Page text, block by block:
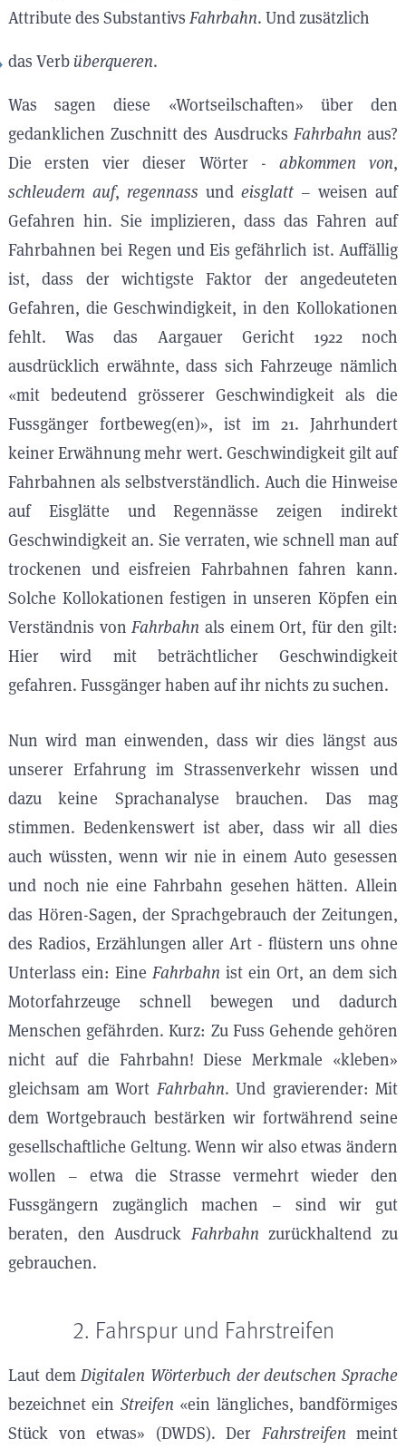
Attribute des Substantivs Fahrbahn. Und zusätzlich
das Verbüberqueren.
Was sagen diese «Wortseilschaften» über den
gedanklichen Zuschnitt des Ausdrucks Fahrbahn aus?
Die ersten vier dieser Wörter - abkommen von,
schleudern auf, regennass und eisglatt – weisen auf
Gefahren hin. Sie implizieren, dass das Fahren auf
Fahrbahnen bei Regen und Eis gefährlich ist. Auffällig
ist, dass der wichtigste Faktor der angedeuteten
Gefahren, die Geschwindigkeit, in den Kollokationen
fehlt. Was das Aargauer Gericht 1922 noch
ausdrücklich erwähnte, dass sich Fahrzeuge nämlich
«mit bedeutend grösserer Geschwindigkeit als die
Fussgänger fortbeweg(en)», ist im 21. Jahrhundert
keiner Erwähnung mehr wert. Geschwindigkeit gilt auf
Fahrbahnen als selbstverständlich. Auch die Hinweise
auf Eisglätte und Regennässe zeigen indirekt
Geschwindigkeit an. Sie verraten, wie schnell man auf
trockenen und eisfreien Fahrbahnen fahren kann.
Solche Kollokationen festigen in unseren Köpfen ein
Verständnis vonFahrbahn als einem Ort, für den gilt:
Hier wird mit beträchtlicher Geschwindigkeit
gefahren. Fussgänger haben auf ihr nichts zu suchen.
Nun wird man einwenden, dass wir dies längst aus
unserer Erfahrung im Strassenverkehr wissen und
dazu keine Sprachanalyse brauchen. Das mag
stimmen. Bedenkenswert ist aber, dass wir all dies
auch wüssten, wenn wir nie in einem Auto gesessen
und noch nie eine Fahrbahn gesehen hätten. Allein
das Hören-Sagen, der Sprachgebrauch der Zeitungen,
des Radios, Erzählungen aller Art - flüstern uns ohne
Unterlass ein: Eine Fahrbahn ist ein Ort, an dem sich
Motorfahrzeuge schnell bewegen und dadurch
Menschen gefährden. Kurz: Zu Fuss Gehende gehören
nicht auf die Fahrbahn! Diese Merkmale «kleben»
gleichsam am Wort Fahrbahn. Und gravierender: Mit
dem Wortgebrauch bestärken wir fortwährend seine
gesellschaftliche Geltung. Wenn wir also etwas ändern
wollen – etwa die Strasse vermehrt wieder den
Fussgängern zugänglich machen – sind wir gut
beraten, den Ausdruck Fahrbahn zurückhaltend zu
gebrauchen.
2. Fahrspur und Fahrstreifen
Laut demDigitalen Wörterbuch der deutschen Sprache
bezeichnet ein Streifen «ein längliches, bandförmiges
Stück von etwas» (DWDS). Der Fahrstreifen meint